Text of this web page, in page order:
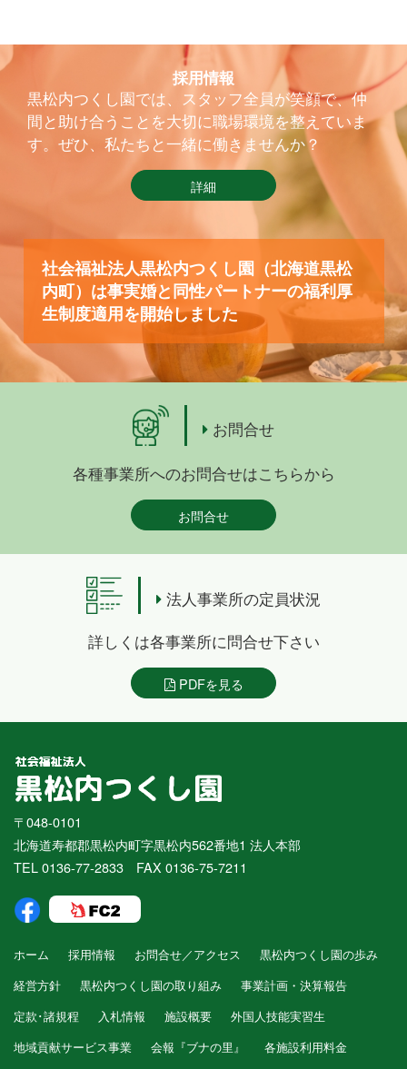
採用情報
黒松内つくし園では、スタッフ全員が笑顔で、仲
間と助け合うことを大切に職場環境を整えていま
す。ぜひ、私たちと一緒に働きませんか？
詳細
社会福祉法人黒松内つくし園（北海道黒松
内町）は事実婚と同性パートナーの福利厚
生制度適用を開始しました
お問合せ
各種事業所へのお問合せはこちらから
お問合せ
法人事業所の定員状況
詳しくは各事業所に問合せ下さい
PDFを見る
〒048-0101
北海道寿都郡黒松内町字黒松内562番地1 法人本部
TEL 0136-77-2833 FAX 0136-75-7211
ホーム 採用情報 お問合せ／アクセス
黒松内つくし園の歩み
経営方針
黒松内つくし園の取り組み
事業計画・決算報告
定款･諸規程
入札情報 施設概要
外国人技能実習生
地域貢献サービス事業
会報『ブナの里』 各施設利用料金